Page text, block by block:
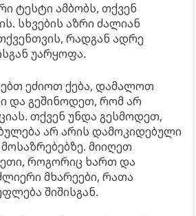
ტესტი ამბობს, თქვენ
სხვების აზრი ძალიან
რადგან ადრე
უარყოფა.
ეძიოთ ქება, დამალოთ
და გეშინოდეთ, რომ არ
თქვენ უნდა გესმოდეთ,
არ არის დამოკიდებული
მიიღეთ
როგორიც ხართ და
მხარეები, რათა
შიშისგან.